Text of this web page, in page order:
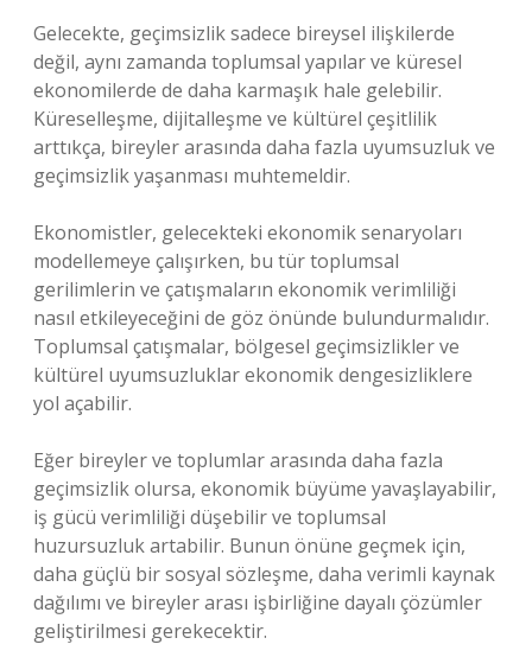
Gelecekte, geçimsizlik sadece bireysel ilişkilerde
değil, aynı zamanda toplumsal yapılar ve küresel
ekonomilerde de daha karmaşık hale gelebilir.
Küreselleşme, dijitalleşme ve kültürel çeşitlilik
arttıkça, bireyler arasında daha fazla uyumsuzluk ve
geçimsizlik yaşanması muhtemeldir.
Ekonomistler, gelecekteki ekonomik senaryoları
modellemeye çalışırken, bu tür toplumsal
gerilimlerin ve çatışmaların ekonomik verimliliği
nasıl etkileyeceğini de göz önünde bulundurmalıdır.
Toplumsal çatışmalar, bölgesel geçimsizlikler ve
kültürel uyumsuzluklar ekonomik dengesizliklere
yol açabilir.
Eğer bireyler ve toplumlar arasında daha fazla
geçimsizlik olursa, ekonomik büyüme yavaşlayabilir,
iş gücü verimliliği düşebilir ve toplumsal
huzursuzluk artabilir. Bunun önüne geçmek için,
daha güçlü bir sosyal sözleşme, daha verimli kaynak
dağılımı ve bireyler arası işbirliğine dayalı çözümler
geliştirilmesi gerekecektir.